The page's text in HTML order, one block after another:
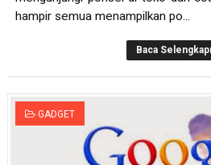
hampir semua menampilkan po...
Baca
GADGET